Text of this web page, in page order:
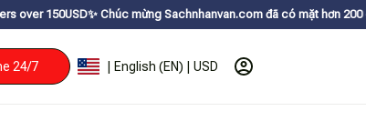
mừng Sachnhanvan.com đã có mặt hơn 200 quốc gia như Mỹ,
24/7 | English (EN) | USD